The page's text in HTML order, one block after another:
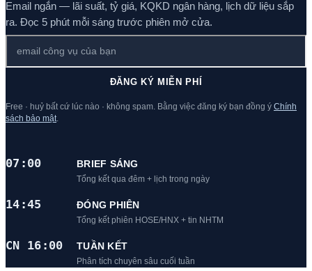
Email ngắn — lãi suất, tỷ giá, KQKD ngân hàng, lịch dữ liệu sắp
ra. Đọc 5 phút mỗi sáng trước phiên mở cửa.
ĐĂNG KÝ MIỄN PHÍ
Free · huỷ bất cứ lúc nào · không spam. Bằng việc đăng ký bạn đồng ý Chính
sách bảo mật
07:00 BRIEF SÁNG
Tổng kết qua đêm + lịch trong ngày
14:45 ĐÓNG PHIÊN
Tổng kết phiên HOSE/HNX + tin NHTM
CN 16:00 TUẦN KẾT
Phân tích chuyên sâu cuối tuần